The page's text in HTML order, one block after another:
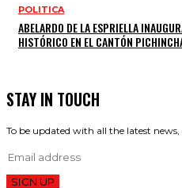
POLITICA
ABELARDO DE LA ESPRIELLA
HISTÓRICO EN EL CANTÓN
STAY IN TOUCH
To be updated with all the latest
SIGN UP